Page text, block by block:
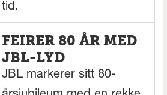
tid.
FEIRER 80 ÅR MED
JBL-LYD
JBL markerer sitt 80-